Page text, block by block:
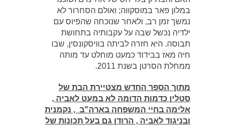
במלון פאר במוסקווה; ואולם הסחרור לא
נמשך זמן רב, ולאחר שנוכחה שהפיוס עם
ילדיה נכשל שבה על עקבותיה בתחושת
תבוסה. היא חזרה לביתה בוויסקונסין, שבו
חיה מאז בבידוד כמעט מוחלט עד מותה
ממחלת הסרטן בשנת 2011.
מתוך הספר החדש מצטיירת הבת של
סטלין כדמות הדומה לא במעט לאביה ,
אלימה בחיי המשפחה בארה"ב , נקמנית
ובניגוד לאביה , הרודן גם בעל תכונות של